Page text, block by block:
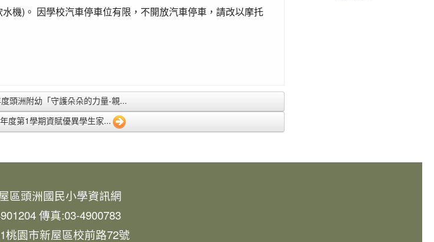
機)。 因學校汽車停車位有限，不開放汽車停車，請改以摩托
頭洲附幼「守護朵朵的力量-親...
度第1學期資賦優異學生家...
區頭洲國民小學資訊網
傳真:03-4900783
桃園市新屋區校前路72號